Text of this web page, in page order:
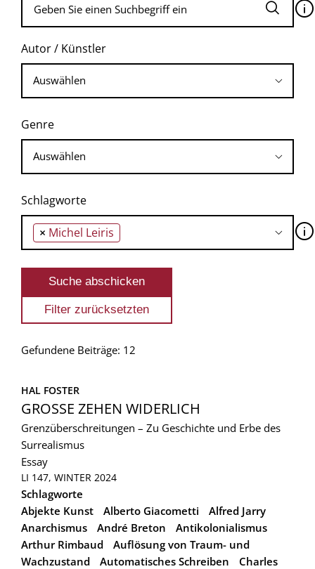
🛈
Autor / Künstler
Genre
Schlagworte
× Michel Leiris 🛈
Gefundene Beiträge: 12
HAL FOSTER
GROSSE ZEHEN WIDERLICH
Grenzüberschreitungen – Zu Geschichte und Erbe des
Surrealismus
Essay
LI 147, WINTER 2024
Schlagworte
Abjekte Kunst
Alberto Giacometti
Alfred Jarry
Anarchismus
André Breton
Antikolonialismus
Arthur Rimbaud
Auflösung von Traum- und
Wachzustand
Automatisches Schreiben
Charles